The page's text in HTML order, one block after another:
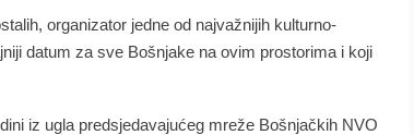
organizator jedne od najvažnijih kulturno-
datum za sve Bošnjake na ovim prostorima i koji
iz ugla predsjedavajućeg mreže Bošnjačkih NVO